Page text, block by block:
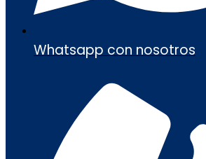
Whatsapp con nosotros